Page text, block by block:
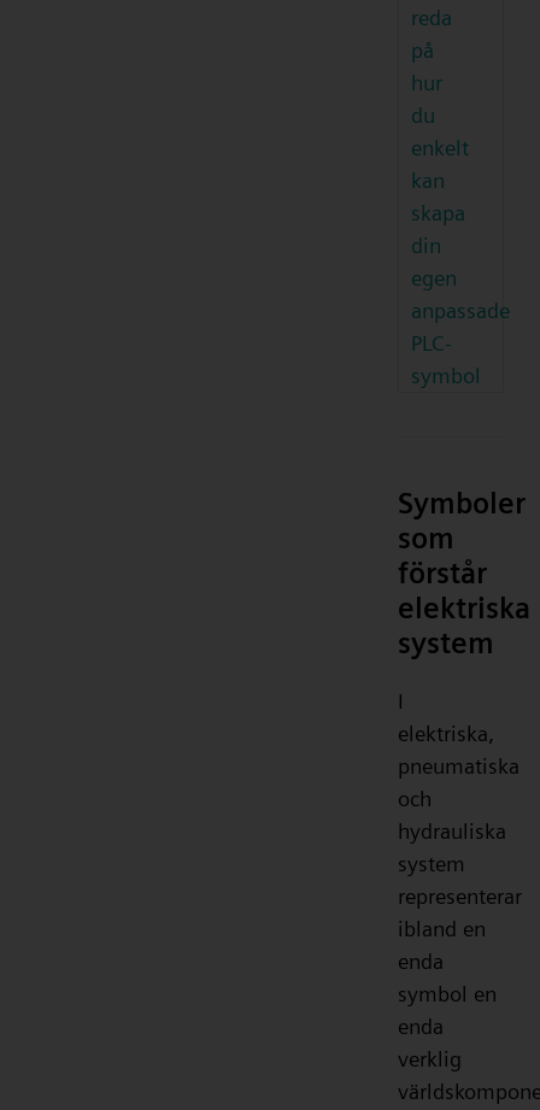
reda
på
hur
du
enkelt
kan
skapa
din
egen
anpassade
PLC-
symbol
Symboler
som
förstår
elektriska
system
I
elektriska,
pneumatiska
och
hydrauliska
system
representerar
ibland en
enda
symbol en
enda
verklig